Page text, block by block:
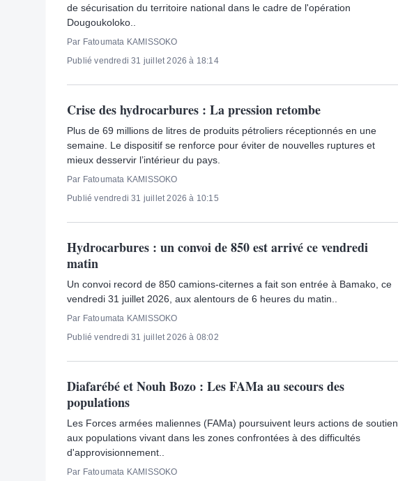
de sécurisation du territoire national dans le cadre de l'opération
Dougoukoloko..
Par Fatoumata KAMISSOKO
Publié vendredi 31 juillet 2026 à 18:14
Crise des hydrocarbures : La pression retombe
Plus de 69 millions de litres de produits pétroliers réceptionnés en une
semaine. Le dispositif se renforce pour éviter de nouvelles ruptures et
mieux desservir l’intérieur du pays.
Par Fatoumata KAMISSOKO
Publié vendredi 31 juillet 2026 à 10:15
Hydrocarbures : un convoi de 850 est arrivé ce vendredi
matin
Un convoi record de 850 camions-citernes a fait son entrée à Bamako, ce
vendredi 31 juillet 2026, aux alentours de 6 heures du matin..
Par Fatoumata KAMISSOKO
Publié vendredi 31 juillet 2026 à 08:02
Diafarébé et Nouh Bozo : Les FAMa au secours des
populations
Les Forces armées maliennes (FAMa) poursuivent leurs actions de soutien
aux populations vivant dans les zones confrontées à des difficultés
d'approvisionnement..
Par Fatoumata KAMISSOKO